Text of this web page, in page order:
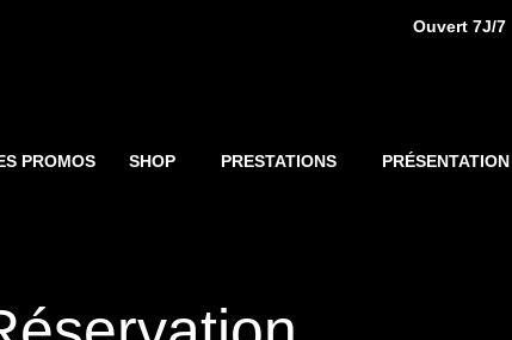
Ouvert 7J/7
PROMOS SHOP PRESTATIONS PRÉSENTATION